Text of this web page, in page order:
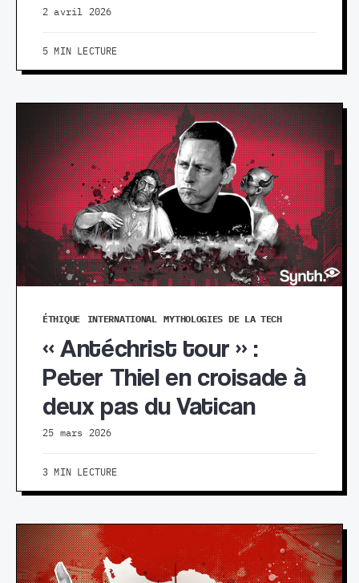
2 avril 2026
5 MIN LECTURE
ÉTHIQUE INTERNATIONAL MYTHOLOGIES DE LA TECH
« Antéchrist tour » :
Peter Thiel en croisade à
deux pas du Vatican
25 mars 2026
3 MIN LECTURE